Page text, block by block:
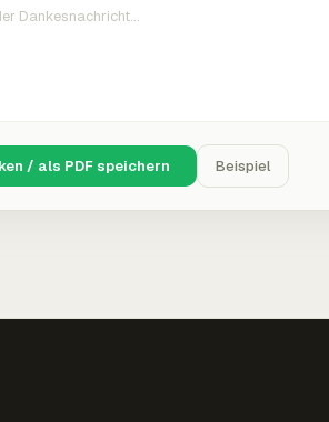
/ als PDF speichern Beispiel